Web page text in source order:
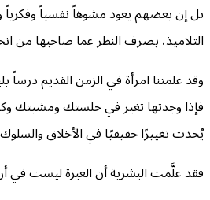
بل إن بعضهم يعود مشوهاً نفسياً وفكرياً
التلاميذ، بصرف النظر عما صاحبها من
وقد علمتنا امرأة في الزمن القديم
فإذا وجدتها تغير في جلستك ومشيتك
يُحدث تغييرًا حقيقيًا في الأخلاق
فقد علَّمت البشرية أن العبرة ليست في